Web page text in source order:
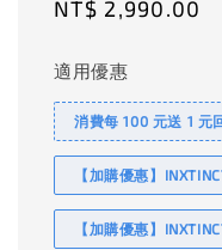
Regular
NT$ 2,990.00
適用優惠
消費每 100 元送 1 元
【加購優惠】
【加購優惠】